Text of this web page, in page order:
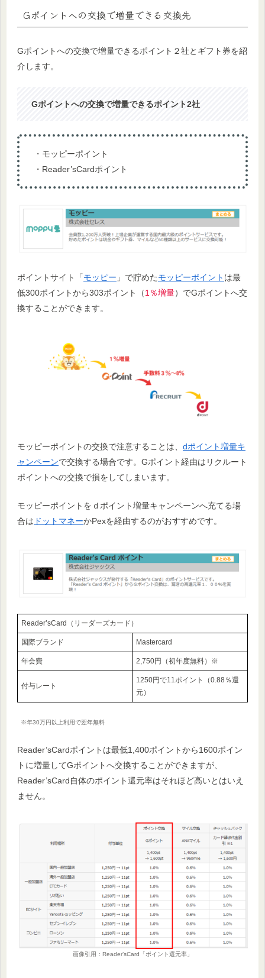
Gポイントへの交換で増量できる交換先
Gポイントへの交換で増量できるポイント２社とギフト券を紹
介します。
Gポイントへの交換で増量できるポイント2社
・モッピーポイント
・Reader’sCardポイント
ポイントサイト「モッピー 」で貯めたモッピーポイント は最
低300ポイントから303ポイント（1％増量）でGポイントへ交
換することができます。
モッピーポイントの交換で注意することは、 dポイント増量キ
ャンペーンで交換する場合です。Gポイント経由はリクルート
ポイントへの交換で損をしてしまいます。
モッピーポイントをｄポイント増量キャンペーンへ充てる場
合は ドットマネーかPexを経由するのがおすすめです。
Reader’sCard（リーダーズカード）
国際ブランド Mastercard
年会費 2,750円（初年度無料）※
付与レート
1250円で11ポイント（0.88％還
元）
※年30万円以上利用で翌年無料
Reader’sCardポイントは最低1,400ポイントから1600ポイン
トに増量してGポイントへ交換することができますが、
Reader’sCard自体のポイント還元率はそれほど高いとはいえ
ません。
画像引用：Reader’sCard「ポイント還元率」